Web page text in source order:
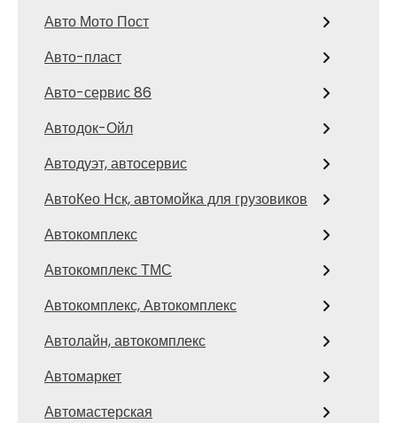
Авто Мото Пост
Авто-пласт
Авто-сервис 86
Автодок-Ойл
Автодуэт, автосервис
АвтоКео Нск, автомойка для грузовиков
Автокомплекс
Автокомплекс ТМС
Автокомплекс, Автокомплекс
Автолайн, автокомплекс
Автомаркет
Автомастерская